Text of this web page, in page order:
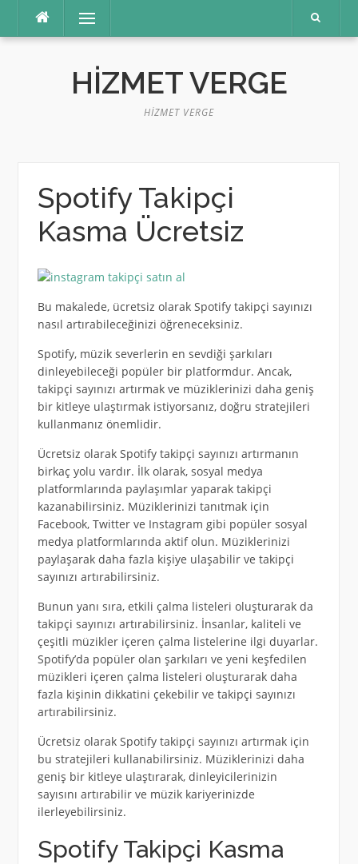
Menü
HIZMET VERGE
HIZMET VERGE
Spotify Takipçi
Kasma Ücretsiz
Bu makalede, ücretsiz olarak Spotify takipçi sayınızı
nasıl artırabileceğinizi öğreneceksiniz.
Spotify, müzik severlerin en sevdiği şarkıları
dinleyebileceği popüler bir platformdur. Ancak,
takipçi sayınızı artırmak ve müziklerinizi daha geniş
bir kitleye ulaştırmak istiyorsanız, doğru stratejileri
kullanmanız önemlidir.
Ücretsiz olarak Spotify takipçi sayınızı artırmanın
birkaç yolu vardır. İlk olarak, sosyal medya
platformlarında paylaşımlar yaparak takipçi
kazanabilirsiniz. Müziklerinizi tanıtmak için
Facebook, Twitter ve Instagram gibi popüler sosyal
medya platformlarında aktif olun. Müziklerinizi
paylaşarak daha fazla kişiye ulaşabilir ve takipçi
sayınızı artırabilirsiniz.
Bunun yanı sıra, etkili çalma listeleri oluşturarak da
takipçi sayınızı artırabilirsiniz. İnsanlar, kaliteli ve
çeşitli müzikler içeren çalma listelerine ilgi duyarlar.
Spotify’da popüler olan şarkıları ve yeni keşfedilen
müzikleri içeren çalma listeleri oluşturarak daha
fazla kişinin dikkatini çekebilir ve takipçi sayınızı
artırabilirsiniz.
Ücretsiz olarak Spotify takipçi sayınızı artırmak için
bu stratejileri kullanabilirsiniz. Müziklerinizi daha
geniş bir kitleye ulaştırarak, dinleyicilerinizin
sayısını artırabilir ve müzik kariyerinizde
ilerleyebilirsiniz.
Spotify Takipçi Kasma